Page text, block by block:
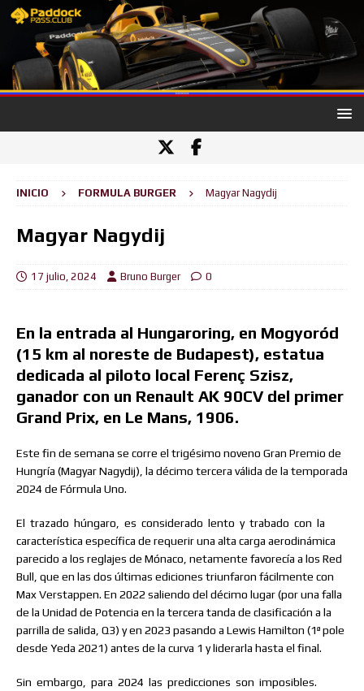
INICIO FORMULA BURGER Magyar Nagydij
Magyar Nagydij
17 julio, 2024 Bruno Burger 0
En la entrada al Hungaroring, en Mogyoród
(15 km al noreste de Budapest), estatua
dedicada al piloto local Ferenç Szisz,
ganador con un Renault AK 90CV del primer
Grand Prix, en Le Mans, 1906.
Este fin de semana se corre el trigésimo noveno Gran Premio de
Hungría (Magyar Nagydij), la décimo tercera válida de la temporada
2024 de Fórmula Uno.
El trazado húngaro, es considerado lento y trabado con la
característica específica de requerir una alta carga aerodinámica
parecido a los reglajes de Mónaco, netamente favorecía a los Red
Bull, que en las dos últimas ediciones triunfaron fácilmente con
Max Verstappen. En 2022 saliendo del décimo lugar (por una falla
de la Unidad de Potencia en la tercera tanda de clasificación a la
parrilla de salida, Q3) y en 2023 pasando a Lewis Hamilton (1ª pole
desde Yeda 2021) antes de la curva 1 y liderarla hasta el final.
Sin embargo, para 2024 las predicciones son imposibles.